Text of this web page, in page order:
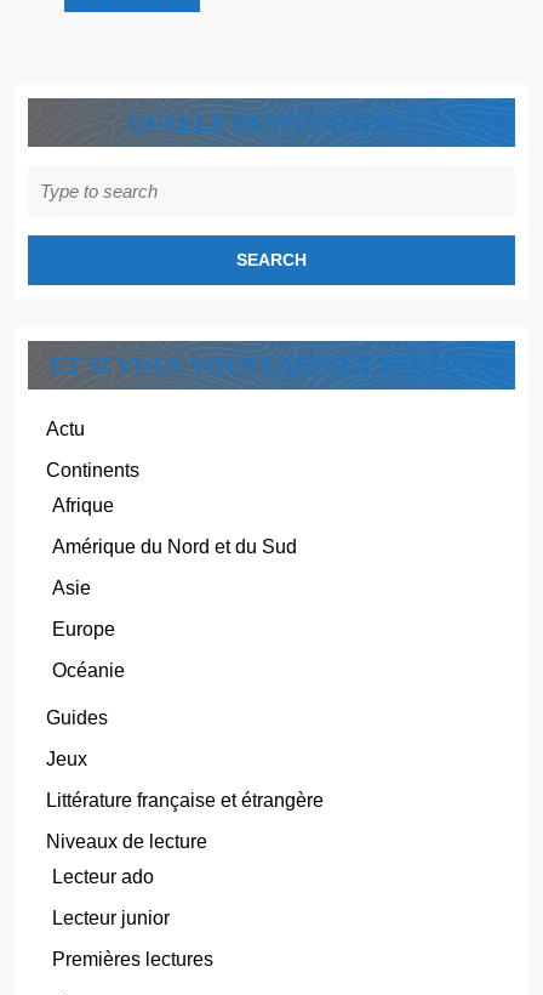
Découvre
QUELLE DESTINATION ?
for:
ET SI VOUS VOUS LAISSIEZ TENTER ?
Actu
Continents
Afrique
Amérique du Nord et du Sud
Asie
Europe
Océanie
Guides
Jeux
Littérature française et étrangère
Niveaux de lecture
Lecteur ado
Lecteur junior
Premières lectures